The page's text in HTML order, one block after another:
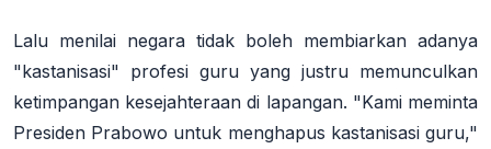
Lalu menilai negara tidak boleh membiarkan adanya
"kastanisasi" profesi guru yang justru memunculkan
ketimpangan kesejahteraan di lapangan. "Kami meminta
Presiden Prabowo untuk menghapus kastanisasi guru,"